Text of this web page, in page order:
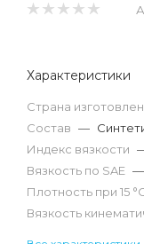
Характеристики
Страна
Состав —
Индекс вязкости
Вязкость по SAE —
Плотность при 15
Вязкость